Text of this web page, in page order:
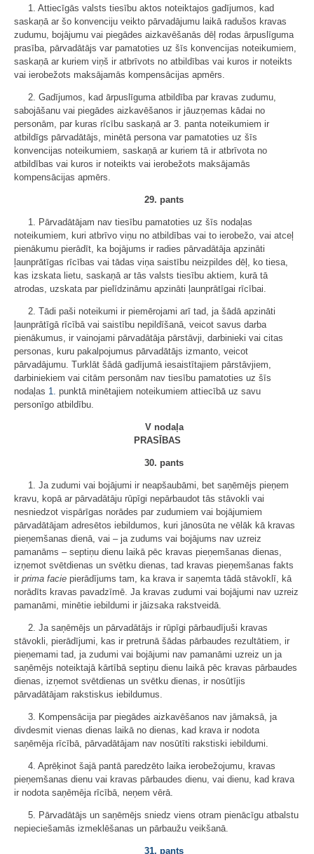
1. Attiecīgās valsts tiesību aktos noteiktajos gadījumos, kad
saskaņā ar šo konvenciju veikto pārvadājumu laikā radušos kravas
zudumu, bojājumu vai piegādes aizkavēšanās dēļ rodas ārpuslīguma
prasība, pārvadātājs var pamatoties uz šīs konvencijas noteikumiem,
saskaņā ar kuriem viņš ir atbrīvots no atbildības vai kuros ir noteikts
vai ierobežots maksājamās kompensācijas apmērs.
2. Gadījumos, kad ārpuslīguma atbildība par kravas zudumu,
sabojāšanu vai piegādes aizkavēšanos ir jāuzņemas kādai no
personām, par kuras rīcību saskaņā ar 3. panta noteikumiem ir
atbildīgs pārvadātājs, minētā persona var pamatoties uz šīs
konvencijas noteikumiem, saskaņā ar kuriem tā ir atbrīvota no
atbildības vai kuros ir noteikts vai ierobežots maksājamās
kompensācijas apmērs.
29. pants
1. Pārvadātājam nav tiesību pamatoties uz šīs nodaļas
noteikumiem, kuri atbrīvo viņu no atbildības vai to ierobežo, vai atceļ
pienākumu pierādīt, ka bojājums ir radies pārvadātāja apzināti
ļaunprātīgas rīcības vai tādas viņa saistību neizpildes dēļ, ko tiesa,
kas izskata lietu, saskaņā ar tās valsts tiesību aktiem, kurā tā
atrodas, uzskata par pielīdzināmu apzināti ļaunprātīgai rīcībai.
2. Tādi paši noteikumi ir piemērojami arī tad, ja šādā apzināti
ļaunprātīgā rīcībā vai saistību nepildīšanā, veicot savus darba
pienākumus, ir vainojami pārvadātāja pārstāvji, darbinieki vai citas
personas, kuru pakalpojumus pārvadātājs izmanto, veicot
pārvadājumu. Turklāt šādā gadījumā iesaistītajiem pārstāvjiem,
darbiniekiem vai citām personām nav tiesību pamatoties uz šīs
nodaļas 1. punktā minētajiem noteikumiem attiecībā uz savu
personīgo atbildību.
V nodaļa
PRASĪBAS
30. pants
1. Ja zudumi vai bojājumi ir neapšaubāmi, bet saņēmējs pieņem
kravu, kopā ar pārvadātāju rūpīgi nepārbaudot tās stāvokli vai
nesniedzot vispārīgas norādes par zudumiem vai bojājumiem
pārvadātājam adresētos iebildumos, kuri jānosūta ne vēlāk kā kravas
pieņemšanas dienā, vai – ja zudums vai bojājums nav uzreiz
pamanāms – septiņu dienu laikā pēc kravas pieņemšanas dienas,
izņemot svētdienas un svētku dienas, tad kravas pieņemšanas fakts
ir prima facie pierādījums tam, ka krava ir saņemta tādā stāvoklī, kā
norādīts kravas pavadzīmē. Ja kravas zudumi vai bojājumi nav uzreiz
pamanāmi, minētie iebildumi ir jāizsaka rakstveidā.
2. Ja saņēmējs un pārvadātājs ir rūpīgi pārbaudījuši kravas
stāvokli, pierādījumi, kas ir pretrunā šādas pārbaudes rezultātiem, ir
pieņemami tad, ja zudumi vai bojājumi nav pamanāmi uzreiz un ja
saņēmējs noteiktajā kārtībā septiņu dienu laikā pēc kravas pārbaudes
dienas, izņemot svētdienas un svētku dienas, ir nosūtījis
pārvadātājam rakstiskus iebildumus.
3. Kompensācija par piegādes aizkavēšanos nav jāmaksā, ja
divdesmit vienas dienas laikā no dienas, kad krava ir nodota
saņēmēja rīcībā, pārvadātājam nav nosūtīti rakstiski iebildumi.
4. Aprēķinot šajā pantā paredzēto laika ierobežojumu, kravas
pieņemšanas dienu vai kravas pārbaudes dienu, vai dienu, kad krava
ir nodota saņēmēja rīcībā, neņem vērā.
5. Pārvadātājs un saņēmējs sniedz viens otram pienācīgu atbalstu
nepieciešamās izmeklēšanas un pārbaužu veikšanā.
31. pants